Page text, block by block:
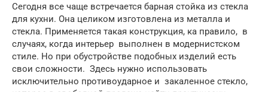
Сегодня все чаще встречается барная стойка из стекла
для кухни. Она целиком изготовлена из металла и
стекла. Применяется такая конструкция, ка правило, в
случаях, когда интерьер выполнен в модернистском
стиле. Но при обустройстве подобных изделий есть
свои сложности. Здесь нужно использовать
исключительно противоударное и закаленное стекло,